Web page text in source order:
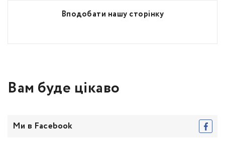
Вподобати нашу сторінку
Вам буде цікаво
Ми в Facebook